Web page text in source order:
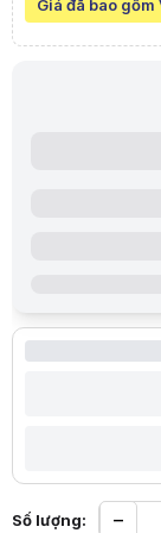
Cáp mạng đúc sẵn
Lõicáp mạngcó
Giá đã bao gồm
Số lượng: −